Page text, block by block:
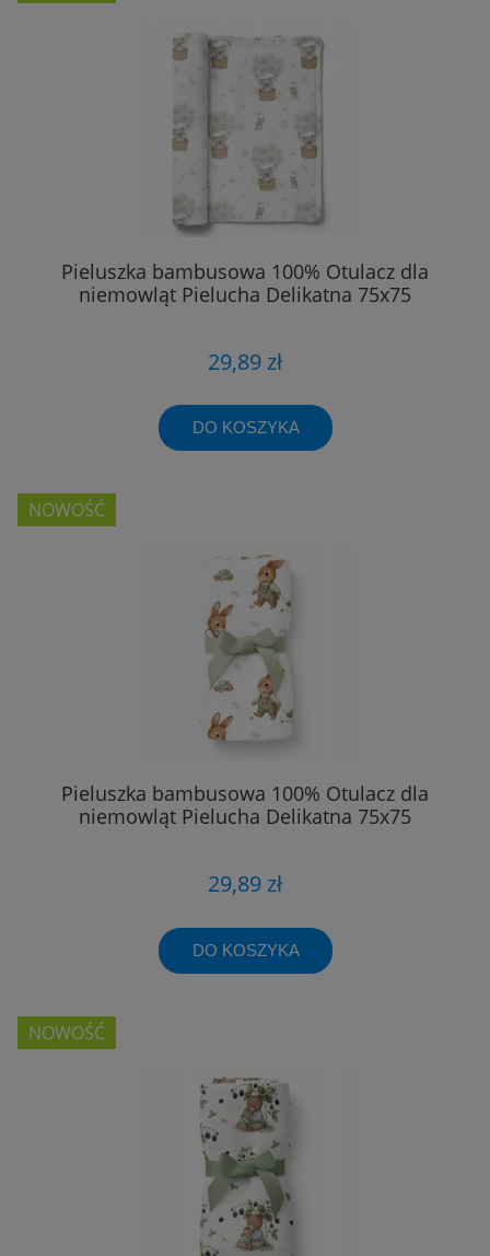
Pieluszka bambusowa 100% Otulacz dla
niemowląt Pielucha Delikatna 75x75
29,89 zł
DO KOSZYKA
Pieluszka bambusowa 100% Otulacz dla
niemowląt Pielucha Delikatna 75x75
29,89 zł
DO KOSZYKA
NOWOŚĆ
NOWOŚĆ